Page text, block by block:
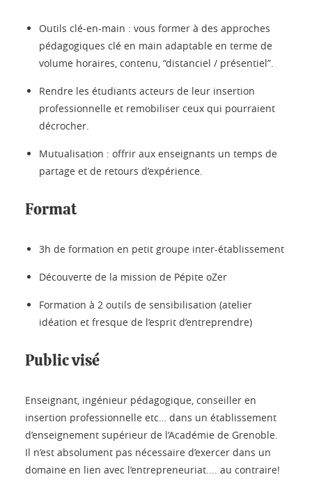
Outils clé-en-main : vous former à des approches
pédagogiques clé en main adaptable en terme de
volume horaires, contenu, “distanciel / présentiel”.
Rendre les étudiants acteurs de leur insertion
professionnelle et remobiliser ceux qui pourraient
décrocher.
Mutualisation : offrir aux enseignants un temps de
partage et de retours d’expérience.
Format
3h de formation en petit groupe inter-établissement
Découverte de la mission de Pépite oZer
Formation à 2 outils de sensibilisation (atelier
idéation et fresque de l’esprit d’entreprendre)
Public visé
Enseignant, ingénieur pédagogique, conseiller en
insertion professionnelle etc… dans un établissement
d’enseignement supérieur de l’Académie de Grenoble.
Il n’est absolument pas nécessaire d’exercer dans un
domaine en lien avec l’entrepreneuriat.... au contraire!